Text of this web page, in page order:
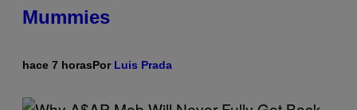
Mummies
hace 7 horasPor Luis Prada